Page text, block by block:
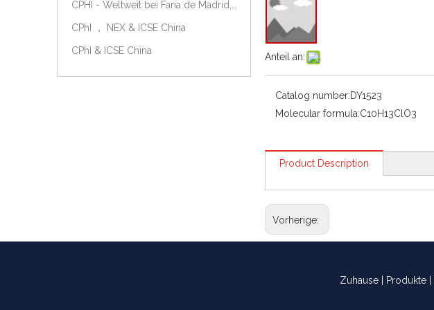
CPhI ， NEX & ICSE China
CPhI & ICSE China
Anteil an:
Catalog number:DY1523
Molecular formula:C10H13ClO3
Product Description
Vorherige:
Zuhause Produkte